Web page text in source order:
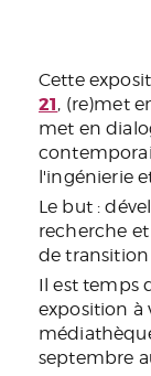
Cette
21, (re)met
met en
l'ingénierie
Le but :
recherche
de transition
Il est temps
exposition à
septembre